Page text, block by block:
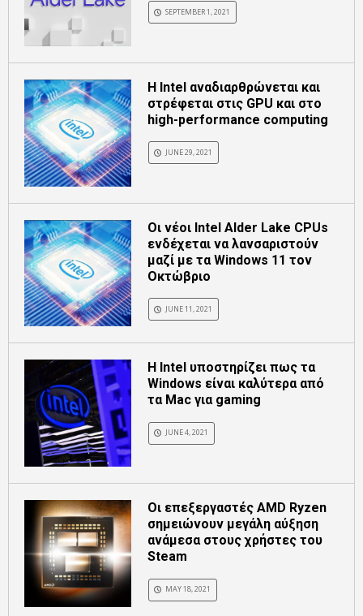
SEPTEMBER 1, 2021
Η Intel αναδιαρθρώνεται και
στρέφεται στις GPU και στο
high-performance computing
JUNE 29, 2021
Οι νέοι Intel Alder Lake CPUs
ενδέχεται να λανσαριστούν
μαζί με τα Windows 11 τον
Οκτώβριο
JUNE 11, 2021
Η Intel υποστηρίζει πως τα
Windows είναι καλύτερα από
τα Mac για gaming
JUNE 4, 2021
Οι επεξεργαστές AMD Ryzen
σημειώνουν μεγάλη αύξηση
ανάμεσα στους χρήστες του
Steam
MAY 18, 2021